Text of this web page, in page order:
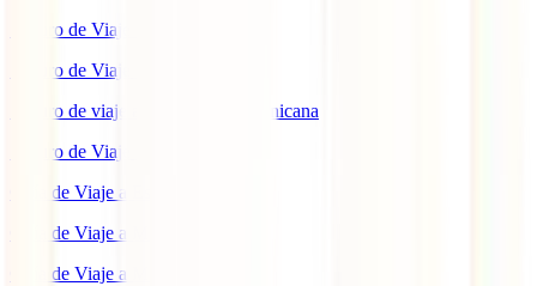
Seguro de Viaje a Tailandia
Seguro de Viaje a China
Seguro de viaje a República Dominicana
Seguro de Viaje a Colombia
Guía de Viaje a Estados Unidos
Guía de Viaje a México
Guía de Viaje a Marruecos